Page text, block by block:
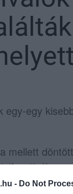
- Do Not
egy-egy
mellett
be aTelex.